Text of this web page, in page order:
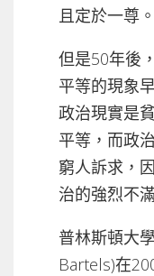
且定於一尊。
但是50年後
平等的現象
政治現實是
平等，而政
窮人訴求，
治的強烈不
普林斯頓大
Bartels)在